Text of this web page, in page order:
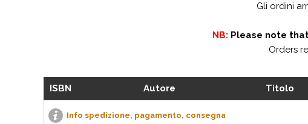
Gli ordini
NB: Please note
Orders
ISBN Autore Titolo
Info spedizione, pagamento, consegna